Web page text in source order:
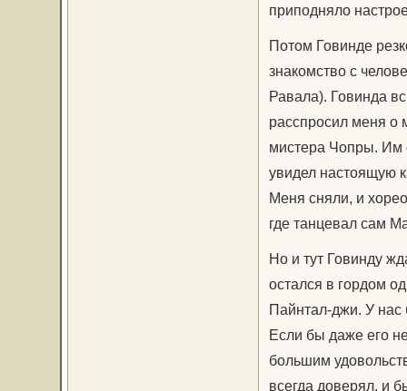
приподняло
Потом Говинде
знакомство с
Равала). Говинда
расспросил меня о
мистера Чопры. Им
увидел настоящую
Меня сняли, и
где танцевал сам
Но и тут Говинду
остался в гордом
Пайнтал-джи. У нас
Если бы даже его
большим
всегда доверял, и